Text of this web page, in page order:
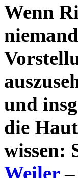
Wenn
und
die
wissen:
Weiler–